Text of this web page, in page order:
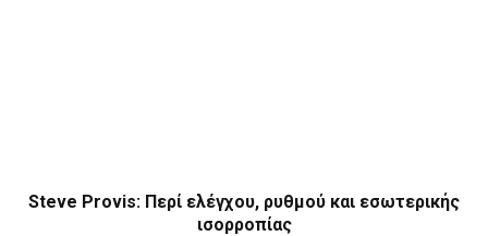
Steve Provis: Περί ελέγχου, ρυθμού και εσωτερικής
ισορροπίας